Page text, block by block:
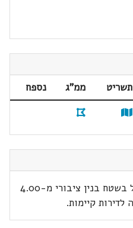
תשריט ממ"ג
נספח
שינוי קו הבנין האחורי הגובל בשטח בנין ציבורי מ-4.00